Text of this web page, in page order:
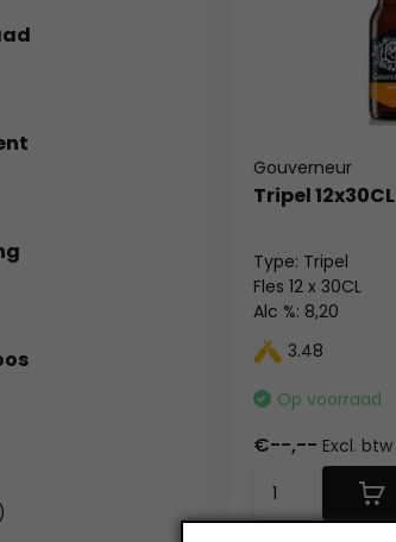
Gouverneur
Tripel 12x30CL
Type: Tripel
Fles 12 x 30CL
Alc %: 8,20
Statiegeld: Fles
3.48
Op voorraad
€--,-- Excl. btw